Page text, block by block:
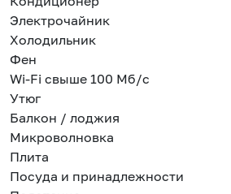
Электрочайник
Холодильник
Фен
Wi-Fi свыше 100 Мб/с
Утюг
Балкон / лоджия
Микроволновка
Плита
Посуда и принадлежности